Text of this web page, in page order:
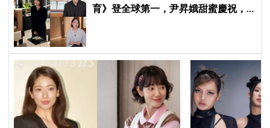
育》登全球第一，尹昇娥甜蜜慶祝，